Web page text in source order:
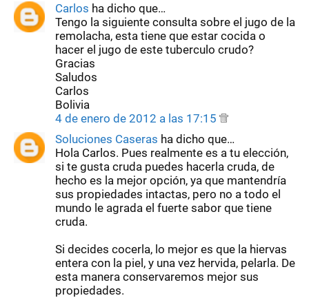
Carlos ha dicho que…
Tengo la siguiente consulta sobre el jugo de la
remolacha, esta tiene que estar cocida o
hacer el jugo de este tuberculo crudo?
Gracias
Saludos
Carlos
Bolivia
4 de enero de 2012 a las 17:15
Soluciones Caseras ha dicho que…
Hola Carlos. Pues realmente es a tu elección,
si te gusta cruda puedes hacerla cruda, de
hecho es la mejor opción, ya que mantendría
sus propiedades intactas, pero no a todo el
mundo le agrada el fuerte sabor que tiene
cruda.
Si decides cocerla, lo mejor es que la hiervas
entera con la piel, y una vez hervida, pelarla. De
esta manera conservaremos mejor sus
propiedades.